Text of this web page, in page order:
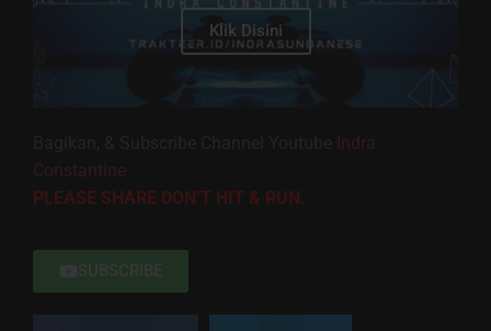
Klik Disini
Indra
Constantine
PLEASE SHARE DON’T HIT & RUN.
SUBSCRIBE